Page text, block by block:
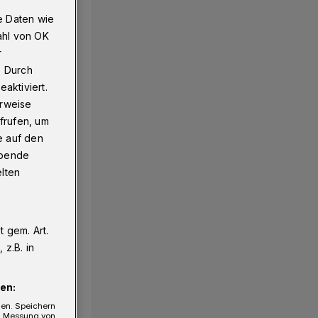
Daten wie
von OK
Durch
um
auf den
gem. Art.
z.B. in
Speichern
von